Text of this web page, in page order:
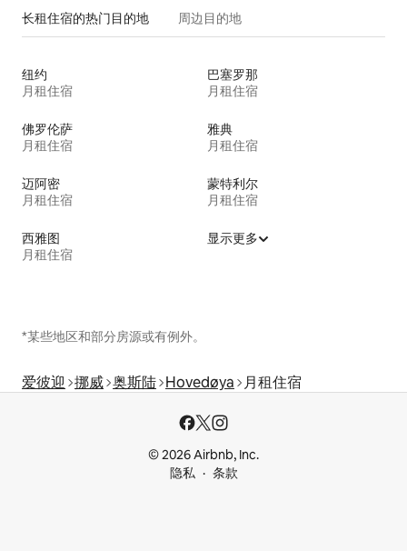
长租住宿的热门目的地 周边目的地
纽约
月租住宿
巴塞罗那
月租住宿
佛罗伦萨
月租住宿
雅典
月租住宿
迈阿密
月租住宿
蒙特利尔
月租住宿
西雅图
月租住宿
显示更多
*某些地区和部分房源或有例外。
爱彼迎 挪威 奥斯陆 Hovedøya 月租住宿
© 2026 Airbnb, Inc.
隐私
条款